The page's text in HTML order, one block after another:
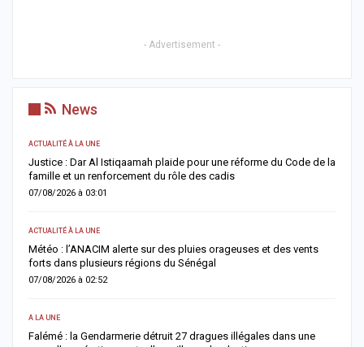
- Advertisement -
News
ACTUALITÉ À LA UNE
Justice : Dar Al Istiqaamah plaide pour une réforme du Code de la
famille et un renforcement du rôle des cadis
07/08/2026 à 03:01
ACTUALITÉ À LA UNE
Météo : l’ANACIM alerte sur des pluies orageuses et des vents
forts dans plusieurs régions du Sénégal
07/08/2026 à 02:52
A LA UNE
Falémé : la Gendarmerie détruit 27 dragues illégales dans une